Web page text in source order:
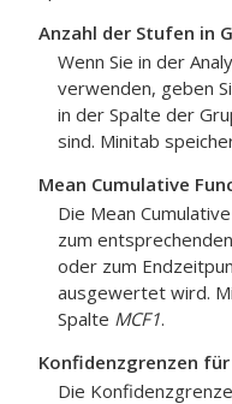
Anzahl der Stufen in
Wenn Sie in der
verwenden, geben
in der Spalte der
sind. Minitab
Mean Cumulative
Die Mean
zum
oder zum
ausgewertet wird.
Spalte MCF1.
Konfidenzgrenzen für
Die